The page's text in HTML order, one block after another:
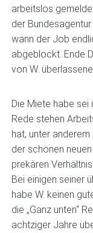
arbeitslos
der
wann der Job
abgeblockt. Ende
von W.
Die Miete habe
Rede stehen
hat, unter anderem
der schönen
prekären
Bei einigen seiner
habe W. keinen
die „Ganz unten“
achtziger Jahre